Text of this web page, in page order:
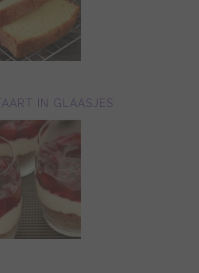
IN GLAASJES